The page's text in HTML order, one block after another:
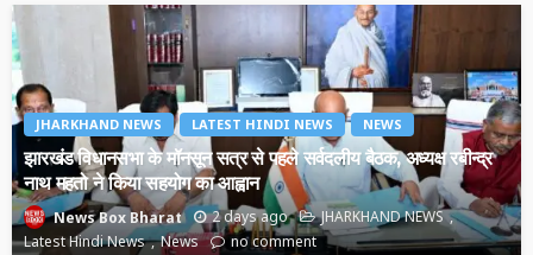
JHARKHAND NEWS LATEST HINDI NEWS NEWS
झारखंड विधानसभा के मॉनसून सत्र से पहले सर्वदलीय बैठक, अध्यक्ष रबीन्द्र
नाथ महतो ने किया सहयोग का आह्वान
News Box Bharat 2 days ago
JHARKHAND NEWS
Latest Hindi News
News no comment